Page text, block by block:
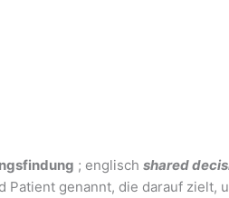
; englisch shared
Patient genannt, die darauf zielt,